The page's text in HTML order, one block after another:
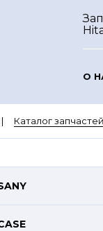
О
Каталог запчастей